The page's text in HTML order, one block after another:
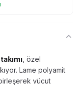
, özel
Lame polyamit
birleşerek vücut